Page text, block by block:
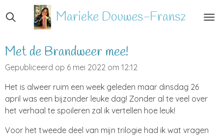
direct
de
hoofdinhoud
Marieke Douwes-Fransz
Met de Brandweer mee!
Gepubliceerd op 6 mei 2022 om 12:12
Het is alweer ruim een week geleden maar dinsdag 26
april was een bijzonder leuke dag! Zonder al te veel over
het verhaal te spoileren zal ik vertellen hoe leuk!
Voor het tweede deel van mijn trilogie had ik wat vragen